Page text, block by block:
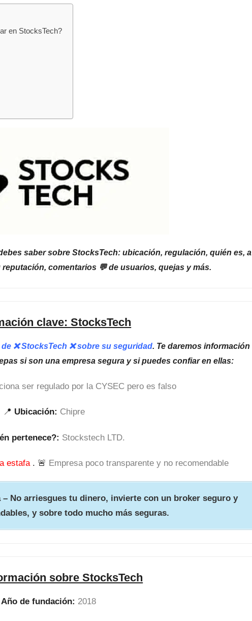
en StocksTech?
saber sobre StocksTech: ubicación, regulación, quién es, a
comentarios 💬 de usuarios, quejas y más.
clave: StocksTech
❌ StocksTech ❌ sobre su seguridad. Te daremos información
si son una empresa segura y si puedes confiar en ellas:
ser regulado por la CYSEC pero es falso
📍 Ubicación: Chipre
pertenece?: Stockstech LTD.
estafa . 🚨 Empresa poco transparente y no recomendable
– No arriesgues tu dinero, invierte con un broker seguro y
y sobre todo mucho más seguras.
sobre StocksTech
Año de fundación: 2018